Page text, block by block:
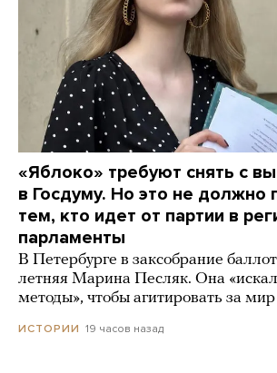
«Яблоко» требуют снять с
в Госдуму. Но это не должно
тем, кто идет от партии в
парламенты
В Петербурге в заксобрание
летняя Марина Песляк. Она
методы», чтобы агитировать за мир
ИСТОРИИ 19 часов назад